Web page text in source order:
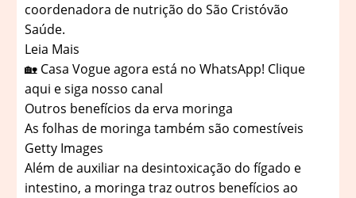
coordenadora de nutrição do São Cristóvão
Saúde.
Leia Mais
🏡 Casa Vogue agora está no WhatsApp! Clique
aqui e siga nosso canal
Outros benefícios da erva moringa
As folhas de moringa também são comestíveis
Getty Images
Além de auxiliar na desintoxicação do fígado e
intestino, a moringa traz outros benefícios ao